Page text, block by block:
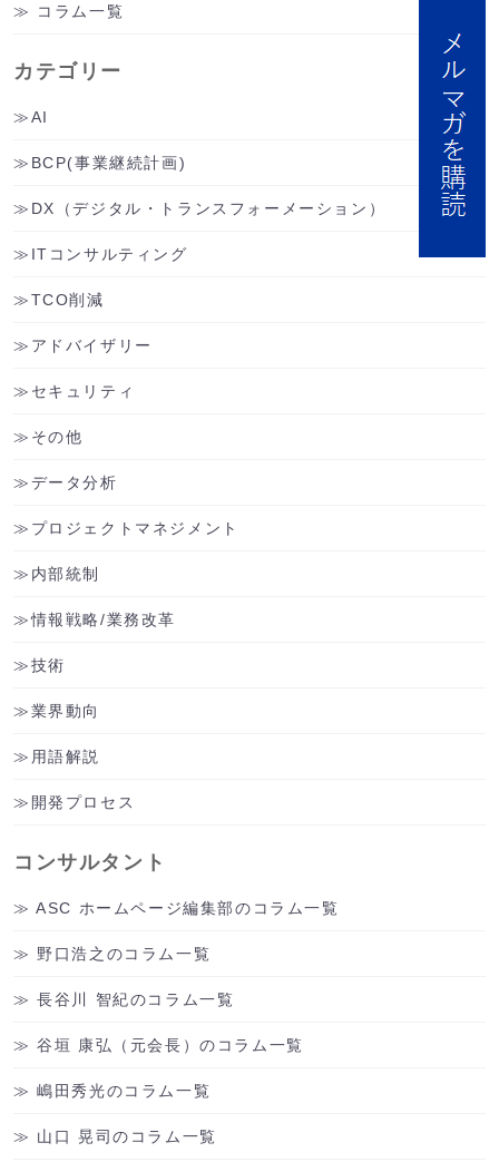
コラム一覧
カテゴリー
AI
BCP(事業継続計画)
DX（デジタル・トランスフォーメーション）
ITコンサルティング
TCO削減
アドバイザリー
セキュリティ
その他
データ分析
プロジェクトマネジメント
内部統制
情報戦略/業務改革
技術
業界動向
用語解説
開発プロセス
コンサルタント
ASC ホームページ編集部のコラム一覧
野口浩之のコラム一覧
長谷川 智紀のコラム一覧
谷垣 康弘（元会長）のコラム一覧
嶋田秀光のコラム一覧
山口 晃司のコラム一覧